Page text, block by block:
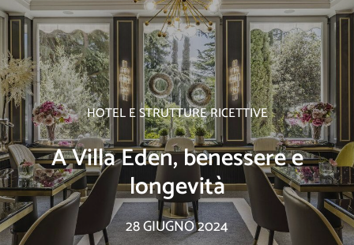
HOTEL E STRUTTURE RICETTIVE
A Villa Eden, benessere e
longevità
28 GIUGNO 2024